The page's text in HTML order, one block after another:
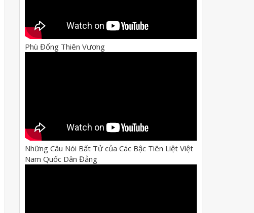
Phù Đổng Thiên Vương
Những Câu Nói Bất Tử của Các Bậc Tiên Liệt Việt
Nam Quốc Dân Đảng